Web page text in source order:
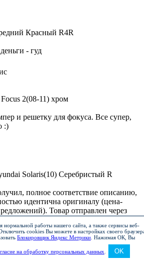
Красный R4R
- гуд
2(08-11) хром
и решетку для фокуса. Все супер,
:)
Solaris(10) Серебристый R
полное соответствие описанию,
идентична оригиналу (цена-
Товар отправлен через
В общем продавец достойный,
нормальной работы нашего сайта, а также сервисы веб-
cookies Вы можете в настройках своего
Блокировщик Яндекс Метрики Нажимая ОК, Вы
на обработку персональных данных OK